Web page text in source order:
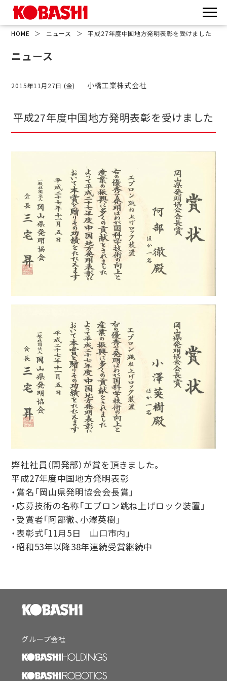
HOME ＞ ニュース ＞ 平成27年度中国地方発明表彰を受けました
ニュース
2015年11月27日 (金) 小橋工業株式会社
平成27年度中国地方発明表彰を受けました
弊社社員（開発部）が賞を頂きました。
平成27年度中国地方発明表彰
・賞名「岡山県発明協会会長賞」
・応募技術の名称「エプロン跳ね上げロック装置」
・受賞者「阿部徹、小澤英樹」
・表彰式「11月5日 山口市内」
・昭和53年以降38年連続受賞継続中
グループ会社